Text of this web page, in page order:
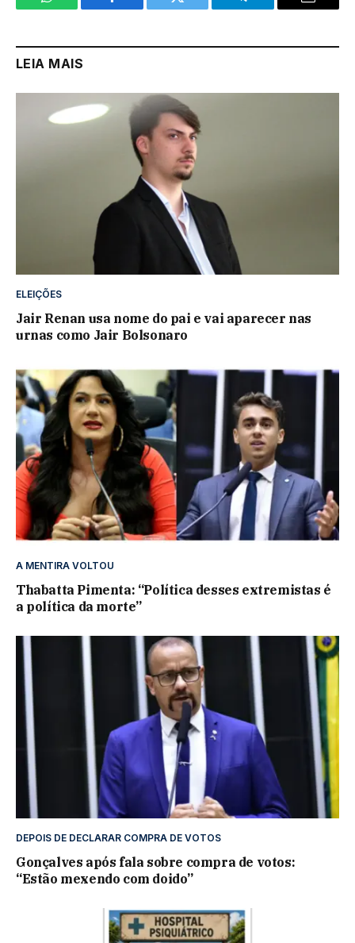
WhatsApp Facebook Twitter Telegram Email
LEIA MAIS
ELEIÇÕES
Jair Renan usa nome do pai e vai aparecer nas
urnas como Jair Bolsonaro
A MENTIRA VOLTOU
Thabatta Pimenta: “Política desses extremistas é
a política da morte”
DEPOIS DE DECLARAR COMPRA DE VOTOS
Gonçalves após fala sobre compra de votos:
“Estão mexendo com doido”